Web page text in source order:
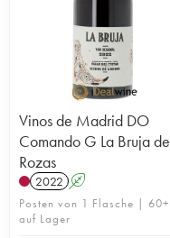
Vinos de Madrid DO
Comando G La Bruja de
Rozas
2022 A
Posten von 1 Flasche | 60+
auf Lager